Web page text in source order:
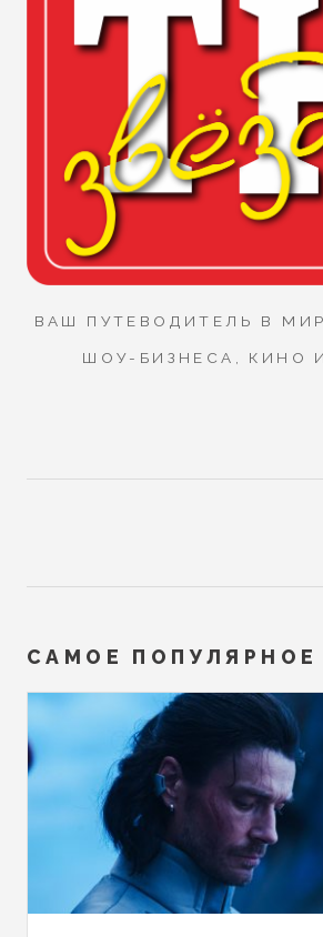
ВАШ ПУТЕВОДИТЕЛЬ В
ШОУ-БИЗНЕСА, КИНО
САМОЕ ПОПУЛЯРНОЕ